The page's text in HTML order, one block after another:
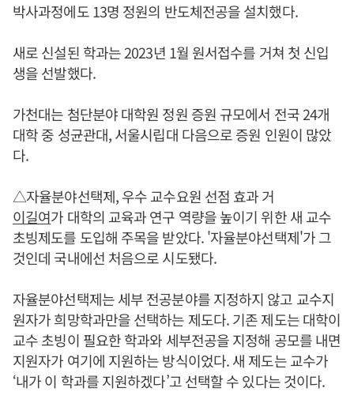
박사과정에도 13명 정원의 반도체전공을 설치했다.
새로 신설된 학과는 2023년 1월 원서접수를 거쳐 첫 신입
생을 선발했다.
가천대는 첨단분야 대학원 정원 증원 규모에서 전국 24개
대학 중 성균관대, 서울시립대 다음으로 증원 인원이 많았
다.
△자율분야선택제, 우수 교수요원 선점 효과 거
이길여가 대학의 교육과 연구 역량을 높이기 위한 새 교수
초빙제도를 도입해 주목을 받았다. '자율분야선택제'가 그
것인데 국내에선 처음으로 시도됐다.
자율분야선택제는 세부 전공분야를 지정하지 않고 교수지
원자가 희망학과만을 선택하는 제도다. 기존 제도는 대학이
교수 초빙이 필요한 학과와 세부전공을 지정해 공모를 내면
지원자가 여기에 지원하는 방식이었다. 새 제도는 교수가
‘내가 이 학과를 지원하겠다’고 선택할 수 있다는 것이다.